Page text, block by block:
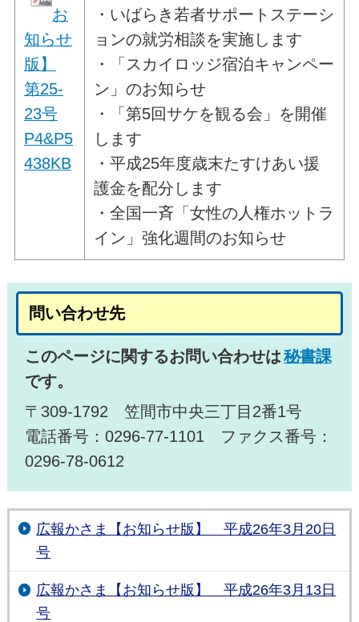
お
知らせ
版】
第25-
23号
P4&P5
438KB
・いばらき若者サポートステーシ
ョンの就労相談を実施します
・「スカイロッジ宿泊キャンペー
ン」のお知らせ
・「第5回サケを観る会」を開催
します
・平成25年度歳末たすけあい援
護金を配分します
・全国一斉「女性の人権ホットラ
イン」強化週間のお知らせ
問い合わせ先
このページに関するお問い合わせは秘書課
です。
〒309-1792 笠間市中央三丁目2番1号
電話番号：0296-77-1101 ファクス番号：
0296-78-0612
広報かさま【お知らせ版】 平成26年3月20日
号
広報かさま【お知らせ版】 平成26年3月13日
号